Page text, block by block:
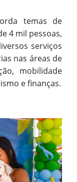
temas de
4 mil pessoas,
serviços
nas áreas de
mobilidade
e finanças.